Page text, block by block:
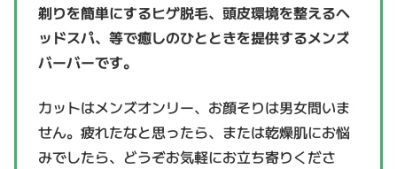
剃りを簡単にするヒゲ脱毛、頭皮環境を整えるヘ
ッドスパ、等で癒しのひとときを提供するメンズ
バーバーです。
カットはメンズオンリー、お顔そりは男女問いま
せん。疲れたなと思ったら、または乾燥肌にお悩
みでしたら、どうぞお気軽にお立ち寄りくださ